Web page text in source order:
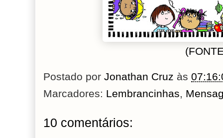
Postado por Jonathan Cruz às
Marcadores: Lembrancinhas,
10 comentários: